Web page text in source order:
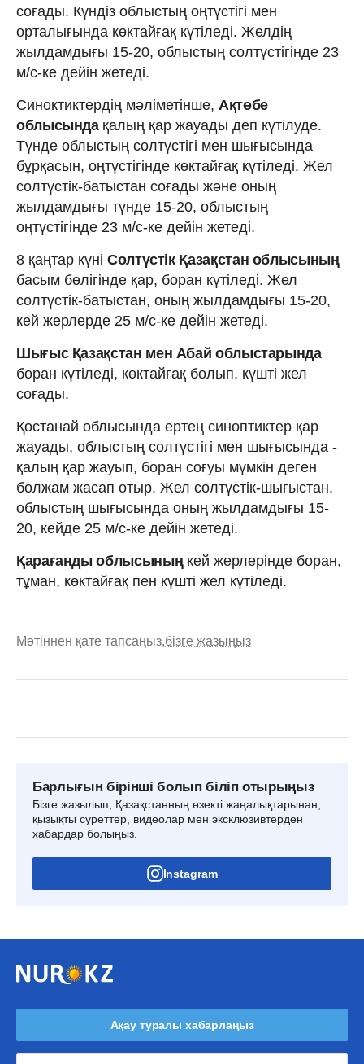
соғады. Күндіз облыстың оңтүстігі мен
орталығында көктайғақ күтіледі. Желдің
жылдамдығы 15-20, облыстың солтүстігінде 23
м/с-ке дейін жетеді.
Синоктиктердің мәліметінше, Ақтөбе
облысында қалың қар жауады деп күтілуде.
Түнде облыстың солтүстігі мен шығысында
бұрқасын, оңтүстігінде көктайғақ күтіледі. Жел
солтүстік-батыстан соғады және оның
жылдамдығы түнде 15-20, облыстың
оңтүстігінде 23 м/с-ке дейін жетеді.
8 қаңтар күні Солтүстік Қазақстан облысының
басым бөлігінде қар, боран күтіледі. Жел
солтүстік-батыстан, оның жылдамдығы 15-20,
кей жерлерде 25 м/с-ке дейін жетеді.
Шығыс Қазақстан мен Абай облыстарында
боран күтіледі, көктайғақ болып, күшті жел
соғады.
Қостанай облысында ертең синоптиктер қар
жауады, облыстың солтүстігі мен шығысында -
қалың қар жауып, боран соғуы мүмкін деген
болжам жасап отыр. Жел солтүстік-шығыстан,
облыстың шығысында оның жылдамдығы 15-
20, кейде 25 м/с-ке дейін жетеді.
Қарағанды облысыныңкей жерлерінде боран,
тұман, көктайғақ пен күшті жел күтіледі.
Мәтіннен қате тапсаңыз,бізге жазыңыз
Барлығын бірінші болып біліп отырыңыз
Бізге жазылып, Қазақстанның өзекті жаңалықтарынан,
қызықты суреттер, видеолар мен эксклюзивтерден
хабардар болыңыз.
Instagram
Ақау туралы хабарлаңыз